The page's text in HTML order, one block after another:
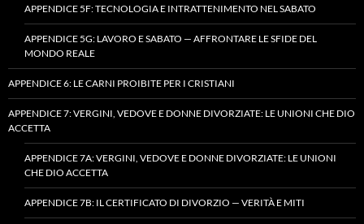
APPENDICE 5F: TECNOLOGIA E INTRATTENIMENTO NEL SABATO
APPENDICE 5G: LAVORO E SABATO — AFFRONTARE LE SFIDE DEL
MONDO REALE
APPENDICE 6: LE CARNI PROIBITE PER I CRISTIANI
APPENDICE 7: VERGINI, VEDOVE E DONNE DIVORZIATE: LE UNIONI CHE DIO
ACCETTA
APPENDICE 7A: VERGINI, VEDOVE E DONNE DIVORZIATE: LE UNIONI
CHE DIO ACCETTA
APPENDICE 7B: IL CERTIFICATO DI DIVORZIO — VERITÀ E MITI